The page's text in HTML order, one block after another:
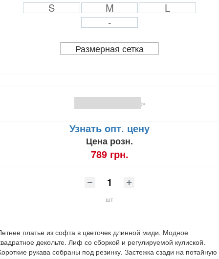
S M
L
-
Размерная сетка
(0)
Узнать опт. цену
Цена розн.
789 грн.
шт
платье из софта в цветочек длинной миди. Модное
декольте. Лиф со сборкой и регулируемой кулиской.
рукава собраны под резинку. Застежка сзади на потайную